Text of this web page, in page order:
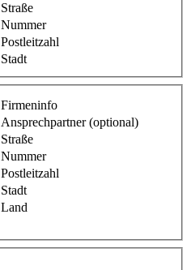
Straße
Nummer
Postleitzahl
Stadt
Firmeninfo
Ansprechpartner (optional)
Straße
Nummer
Postleitzahl
Stadt
Land